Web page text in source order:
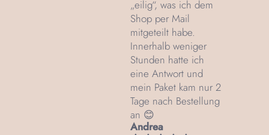
„eilig“, was ich dem
Shop per Mail
mitgeteilt habe.
Innerhalb weniger
Stunden hatte ich
eine Antwort und
mein Paket kam nur 2
Tage nach Bestellung
an 😊
Andrea